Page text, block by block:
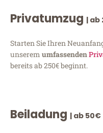
Privatumzug | ab
Starten Sie Ihren
unserem umfassenden
bereits ab 250€ beginnt.
Beiladung | ab 50€